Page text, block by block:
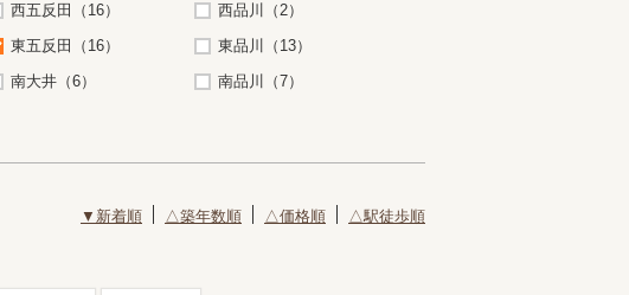
西五反田（16）
西品川（2）
東五反田（16）
東品川（13）
南大井（6）
南品川（7）
▼新着順 △築年数順 △価格順 △駅徒歩順